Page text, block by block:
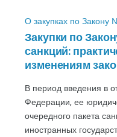
О закупках по
Закупки по
санкций:
изменениям
В период введения в
Федерации, ее
очередного пакета
иностранных